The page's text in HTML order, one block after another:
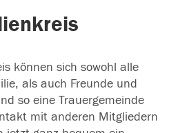
können sich sowohl alle
als auch Freunde und
so eine Trauergemeinde
mit anderen Mitgliedern